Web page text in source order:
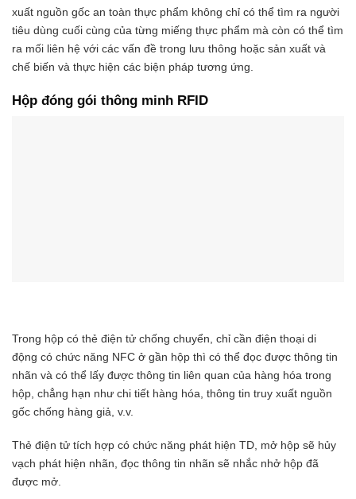
xuất nguồn gốc an toàn thực phẩm không chỉ có thể tìm ra người
tiêu dùng cuối cùng của từng miếng thực phẩm mà còn có thể tìm
ra mối liên hệ với các vấn đề trong lưu thông hoặc sản xuất và
chế biến và thực hiện các biện pháp tương ứng.
Hộp đóng gói thông minh RFID
Trong hộp có thẻ điện tử chống chuyển, chỉ cần điện thoại di
động có chức năng NFC ở gần hộp thì có thể đọc được thông tin
nhãn và có thể lấy được thông tin liên quan của hàng hóa trong
hộp, chẳng hạn như chi tiết hàng hóa, thông tin truy xuất nguồn
gốc chống hàng giả, v.v.
Thẻ điện tử tích hợp có chức năng phát hiện TD, mở hộp sẽ hủy
vạch phát hiện nhãn, đọc thông tin nhãn sẽ nhắc nhở hộp đã
được mở.